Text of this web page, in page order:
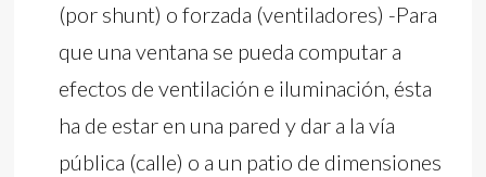
(por shunt) o forzada (ventiladores) -Para
que una ventana se pueda computar a
efectos de ventilación e iluminación, ésta
ha de estar en una pared y dar a la vía
pública (calle) o a un patio de dimensiones